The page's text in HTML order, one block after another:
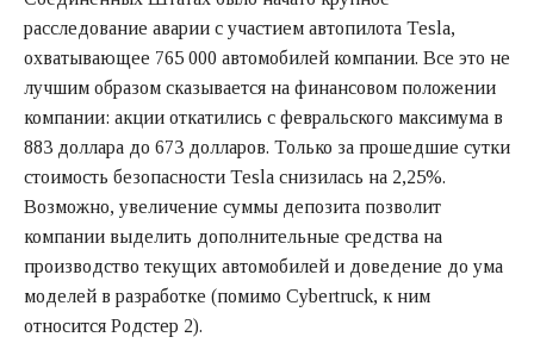
расследование аварии с участием автопилота Tesla,
охватывающее 765 000 автомобилей компании. Все это не
лучшим образом сказывается на финансовом положении
компании: акции откатились с февральского максимума в
883 доллара до 673 долларов. Только за прошедшие сутки
стоимость безопасности Tesla снизилась на 2,25%.
Возможно, увеличение суммы депозита позволит
компании выделить дополнительные средства на
производство текущих автомобилей и доведение до ума
моделей в разработке (помимо Cybertruck, к ним
относится Родстер 2).